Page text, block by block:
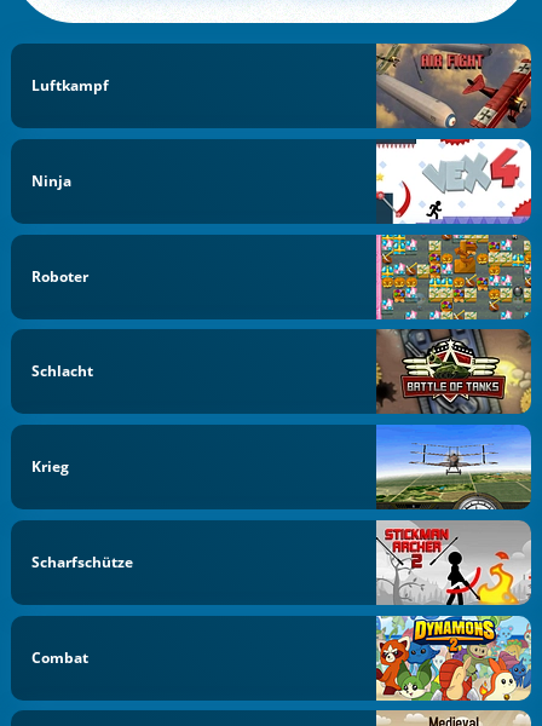
Luftkampf
Ninja
Roboter
Schlacht
Krieg
Scharfschütze
Combat